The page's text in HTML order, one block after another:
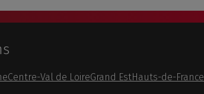
Centre-Val de LoireGrand EstHauts-de-France